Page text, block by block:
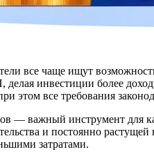
все чаще ищут
инвестиции более
этом все требования
— важный инструмент для
и постоянно
затратами.